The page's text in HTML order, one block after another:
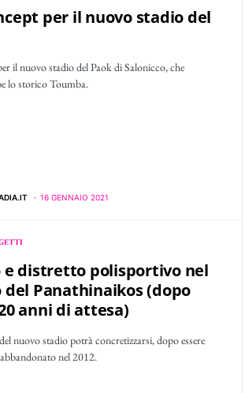
per il nuovo stadio del
il nuovo stadio del Paok di Salonicco, che
lo storico Toumba.
16 GENNAIO 2021
e distretto polisportivo nel
Panathinaikos (dopo
anni di attesa)
nuovo stadio potrà concretizzarsi, dopo essere
nel 2012.